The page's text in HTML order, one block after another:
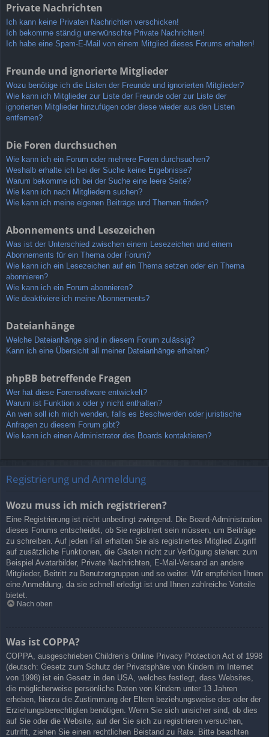
Private Nachrichten
Ich kann keine Privaten Nachrichten verschicken!
Ich bekomme ständig unerwünschte Private Nachrichten!
Ich habe eine Spam-E-Mail von einem Mitglied dieses Forums erhalten!
Freunde und ignorierte Mitglieder
Wozu benötige ich die Listen der Freunde und ignorierten Mitglieder?
Wie kann ich Mitglieder zur Liste der Freunde oder zur Liste der
ignorierten Mitglieder hinzufügen oder diese wieder aus den Listen
entfernen?
Die Foren durchsuchen
Wie kann ich ein Forum oder mehrere Foren durchsuchen?
Weshalb erhalte ich bei der Suche keine Ergebnisse?
Warum bekomme ich bei der Suche eine leere Seite?
Wie kann ich nach Mitgliedern suchen?
Wie kann ich meine eigenen Beiträge und Themen finden?
Abonnements und Lesezeichen
Was ist der Unterschied zwischen einem Lesezeichen und einem
Abonnements für ein Thema oder Forum?
Wie kann ich ein Lesezeichen auf ein Thema setzen oder ein Thema
abonnieren?
Wie kann ich ein Forum abonnieren?
Wie deaktiviere ich meine Abonnements?
Dateianhänge
Welche Dateianhänge sind in diesem Forum zulässig?
Kann ich eine Übersicht all meiner Dateianhänge erhalten?
phpBB betreffende Fragen
Wer hat diese Forensoftware entwickelt?
Warum ist Funktion x oder y nicht enthalten?
An wen soll ich mich wenden, falls es Beschwerden oder juristische
Anfragen zu diesem Forum gibt?
Wie kann ich einen Administrator des Boards kontaktieren?
Registrierung und Anmeldung
Wozu muss ich mich registrieren?
Eine Registrierung ist nicht unbedingt zwingend. Die Board-Administration
dieses Forums entscheidet, ob Sie registriert sein müssen, um Beiträge
zu schreiben. Auf jeden Fall erhalten Sie als registriertes Mitglied Zugriff
auf zusätzliche Funktionen, die Gästen nicht zur Verfügung stehen: zum
Beispiel Avatarbilder, Private Nachrichten, E-Mail-Versand an andere
Mitglieder, Beitritt zu Benutzergruppen und so weiter. Wir empfehlen Ihnen
eine Anmeldung, da sie schnell erledigt ist und Ihnen zahlreiche Vorteile
bietet.
Nach oben
Was ist COPPA?
COPPA, ausgeschrieben Children’s Online Privacy Protection Act of 1998
(deutsch: Gesetz zum Schutz der Privatsphäre von Kindern im Internet
von 1998) ist ein Gesetz in den USA, welches festlegt, dass Websites,
die möglicherweise persönliche Daten von Kindern unter 13 Jahren
erheben, hierzu die Zustimmung der Eltern beziehungsweise des oder der
Erziehungsberechtigten benötigen. Wenn Sie sich unsicher sind, ob dies
auf Sie oder die Website, auf der Sie sich zu registrieren versuchen,
zutrifft, ziehen Sie einen rechtlichen Beistand zu Rate. Bitte beachten